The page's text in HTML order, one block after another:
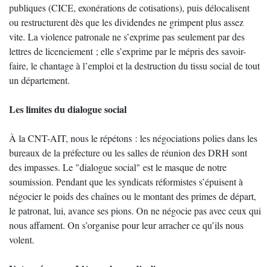
publiques (CICE, exonérations de cotisations), puis délocalisent
ou restructurent dès que les dividendes ne grimpent plus assez
vite. La violence patronale ne s’exprime pas seulement par des
lettres de licenciement ; elle s’exprime par le mépris des savoir-
faire, le chantage à l’emploi et la destruction du tissu social de tout
un département.
Les limites du dialogue social
À la CNT-AIT, nous le répétons : les négociations polies dans les
bureaux de la préfecture ou les salles de réunion des DRH sont
des impasses. Le "dialogue social" est le masque de notre
soumission. Pendant que les syndicats réformistes s’épuisent à
négocier le poids des chaînes ou le montant des primes de départ,
le patronat, lui, avance ses pions. On ne négocie pas avec ceux qui
nous affament. On s’organise pour leur arracher ce qu’ils nous
volent.